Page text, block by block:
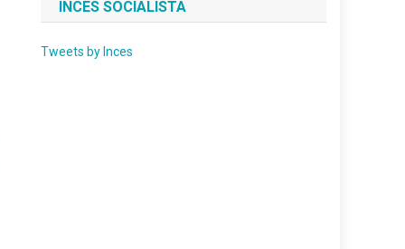
INCES SOCIALISTA
Tweets by Inces